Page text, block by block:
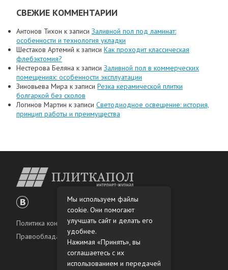
СВЕЖИЕ КОММЕНТАРИИ
Антонов Тихон к записи Заливной пол под ламинат:
особенности и технология укладки
Шестаков Артемий к записи Как проходит классическая
флебэктомия?
Нестерова Беляна к записи Заливной пол в коммерческих
помещениях: особенности эксплуатации
Зиновьева Мира к записи Резка керамической плитки
болгаркой без сколов
Логинов Мартин к записи Светодиодное освещение: история,
принцип работы и преимущества
Политика конфиденциальности
Правообладателям
Мы используем файлы
cookie. Они помогают
улучшать сайт и делать его
удобнее.
Нажимая «Принять», вы
соглашаетесь с их
использованием и передачей